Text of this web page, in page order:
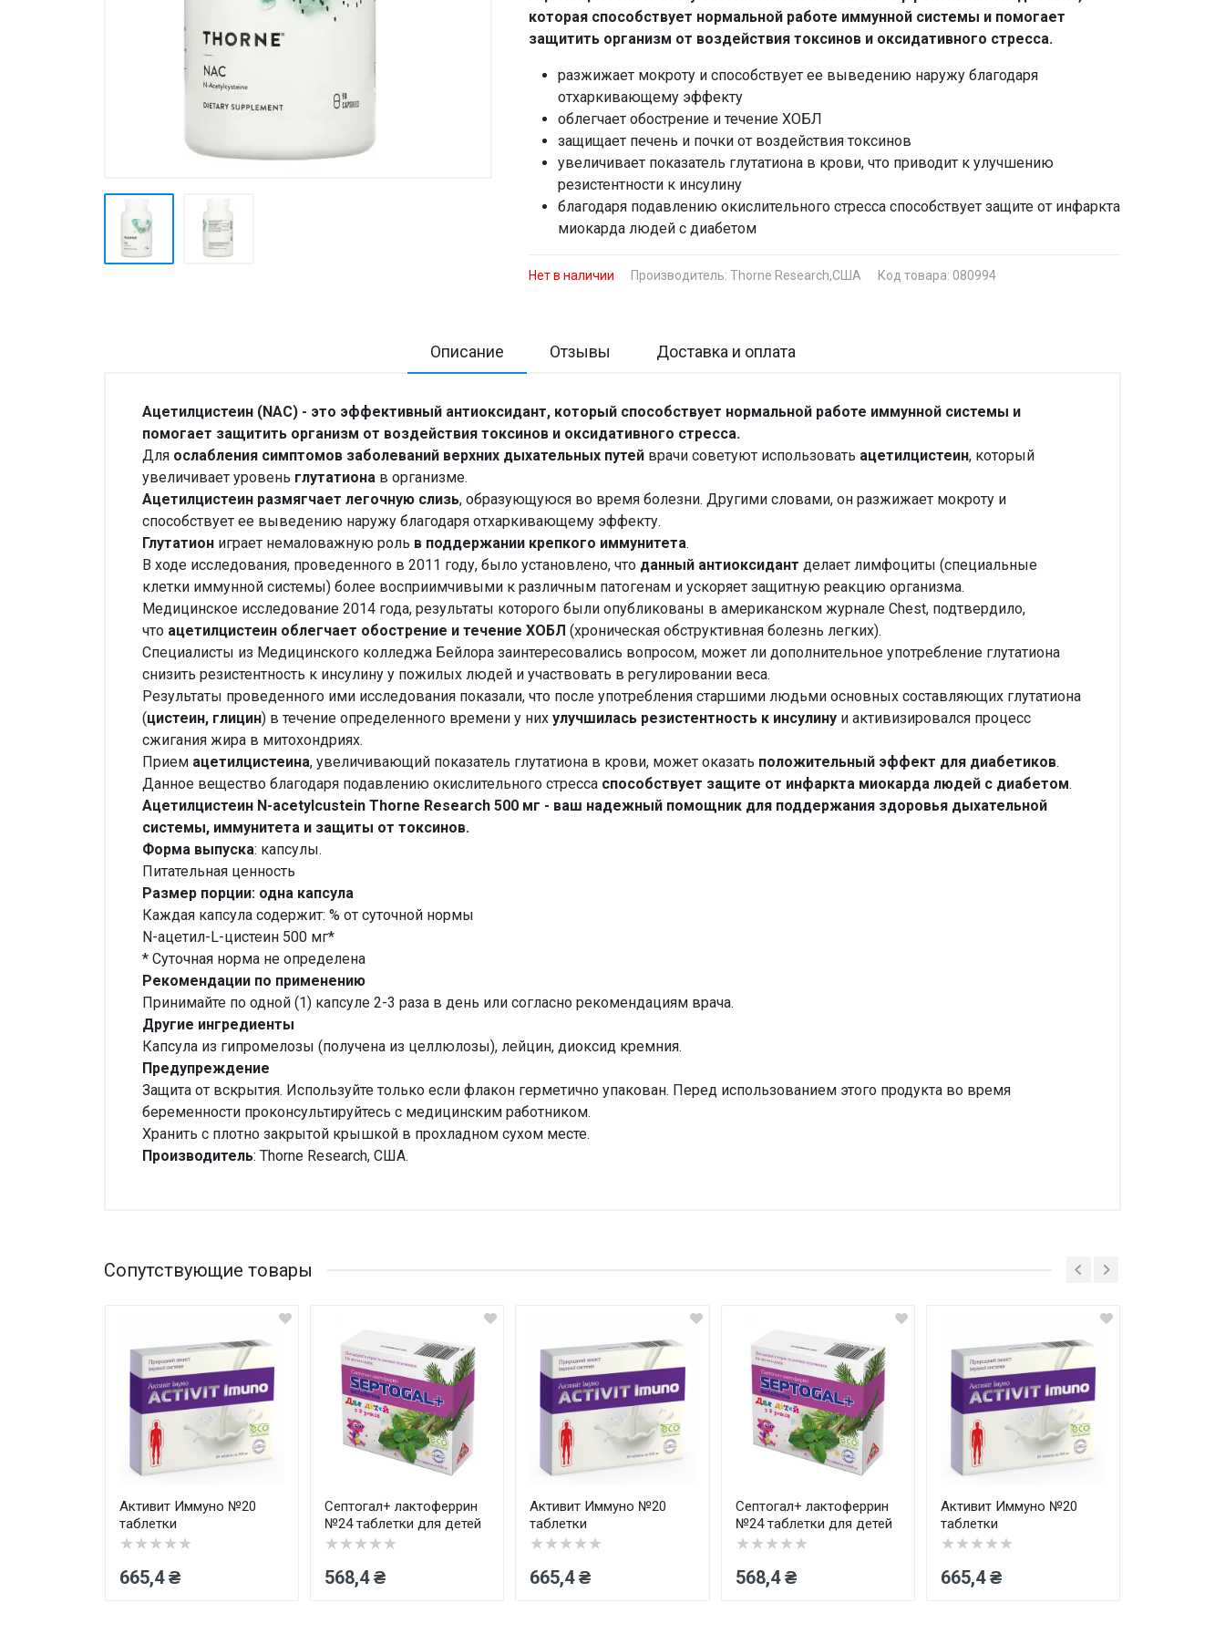
Косметика CODERMA KIDS
которая способствует нормальной работе иммунной системы и помогает
защитить организм от воздействия токсинов и оксидативного стресса.
разжижает мокроту и способствует ее выведению наружу благодаря
отхаркивающему эффекту
облегчает обострение и течение ХОБЛ
защищает печень и почки от воздействия токсинов
увеличивает показатель глутатиона в крови, что приводит к улучшению
резистентности к инсулину
благодаря подавлению окислительного стресса способствует защите от инфаркта
миокарда людей с диабетом
Нет в наличии Производитель:Thorne Research,США Код товара: 080994
Описание Отзывы Доставка и оплата
Ацетилцистеин (NAC) - это эффективный антиоксидант, который способствует нормальной работе иммунной системы и
помогает защитить организм от воздействия токсинов и оксидативного стресса.
Для ослабления симптомов заболеваний верхних дыхательных путей врачи советуют использовать ацетилцистеин, который
увеличивает уровень глутатиона в организме.
Ацетилцистеин размягчает легочную слизь, образующуюся во время болезни. Другими словами, он разжижает мокроту и
способствует ее выведению наружу благодаря отхаркивающему эффекту.
Глутатион играет немаловажную роль в поддержании крепкого иммунитета.
В ходе исследования, проведенного в 2011 году, было установлено, что данный антиоксидант делает лимфоциты (специальные
клетки иммунной системы) более восприимчивыми к различным патогенам и ускоряет защитную реакцию организма.
Медицинское исследование 2014 года, результаты которого были опубликованы в американском журнале Chest, подтвердило,
что ацетилцистеин облегчает обострение и течение ХОБЛ (хроническая обструктивная болезнь легких).
Специалисты из Медицинского колледжа Бейлора заинтересовались вопросом, может ли дополнительное употребление глутатиона
снизить резистентность к инсулину у пожилых людей и участвовать в регулировании веса.
Результаты проведенного ими исследования показали, что после употребления старшими людьми основных составляющих глутатиона
(цистеин, глицин) в течение определенного времени у них улучшилась резистентность к инсулину и активизировался процесс
сжигания жира в митохондриях.
Прием ацетилцистеина, увеличивающий показатель глутатиона в крови, может оказать положительный эффект для диабетиков.
Данное вещество благодаря подавлению окислительного стресса способствует защите от инфаркта миокарда людей с диабетом.
Ацетилцистеин N-acetylcustein Thorne Research 500 мг - ваш надежный помощник для поддержания здоровья дыхательной
системы, иммунитета и защиты от токсинов.
Форма выпуска: капсулы.
Питательная ценность
Размер порции: одна капсула
Каждая капсула содержит: % от суточной нормы
N-ацетил-L-цистеин 500 мг*
* Суточная норма не определена
Рекомендации по применению
Принимайте по одной (1) капсуле 2-3 раза в день или согласно рекомендациям врача.
Другие ингредиенты
Капсула из гипромелозы (получена из целлюлозы), лейцин, диоксид кремния.
Предупреждение
Защита от вскрытия. Используйте только если флакон герметично упакован. Перед использованием этого продукта во время
беременности проконсультируйтесь с медицинским работником.
Хранить с плотно закрытой крышкой в прохладном сухом месте.
Производитель: Thorne Research, США.
Отправить
Сопутствующие товары
Активит Иммуно №20
таблетки
★★★★★
665,4 ₴
Септогал+ лактоферрин
№24 таблетки для детей
★★★★★
568,4 ₴
Активит Иммуно №20
таблетки
★★★★★
665,4 ₴
Септогал+ лактоферрин
№24 таблетки для детей
★★★★★
568,4 ₴
Активит Иммуно №20
таблетки
★★★★★
665,4 ₴